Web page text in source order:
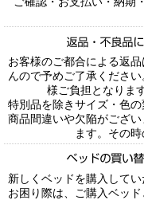
お客様のご都合による返
んので予めご了承くださ
様ご負担となりま
特別品を除きサイズ・色
商品間違いや欠陥がござ
ます。その
新しくベッドを購入して
お困り際は、ご購入ベッ